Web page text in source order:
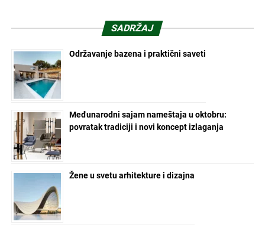
SADRŽAJ
Održavanje bazena i praktični saveti
Međunarodni sajam nameštaja u oktobru:
povratak tradiciji i novi koncept izlaganja
Žene u svetu arhitekture i dizajna